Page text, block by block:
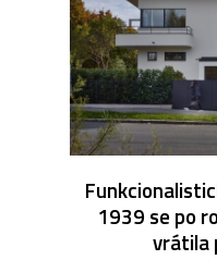
1939 se po
vrátila